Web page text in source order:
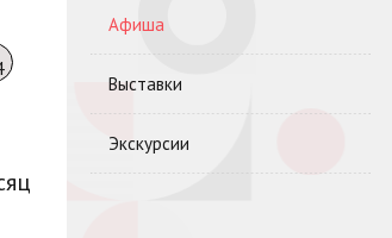
Афиша
Выставки
Экскурсии